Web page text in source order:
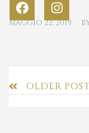
MAGGIO 22, 2019
OLDER